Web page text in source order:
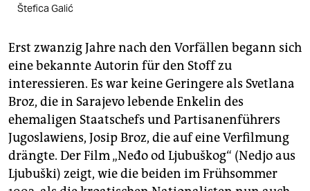
Štefica Galić
Erst zwanzig Jahre nach den Vorfällen begann sich
eine bekannte Autorin für den Stoff zu
interessieren. Es war keine Geringere als Svetlana
Broz, die in Sarajevo lebende Enkelin des
ehemaligen Staatschefs und Partisanenführers
Jugoslawiens, Josip Broz, die auf eine Verfilmung
drängte. Der Film „Neđo od Ljubuškog“ (Nedjo aus
Ljubuški) zeigt, wie die beiden im Frühsommer